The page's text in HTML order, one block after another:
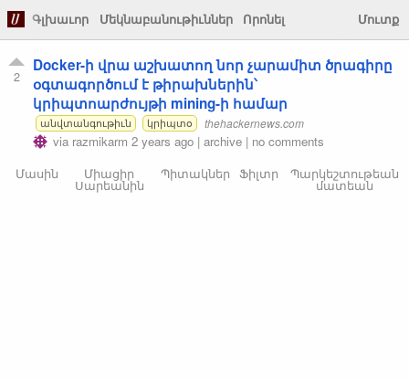
Գլխաւոր Մեկնաբանութիւններ Որոնել Մուտք
2
Docker-ի վրա աշխատող նոր չարամիտ ծրագիրը
օգտագործում է թիրախներին՝
կրիպտոարժույթի mining-ի համար
անվտանգութիւն կրիպտօ thehackernews.com
via razmikarm 2 years ago | archive | no comments
Մասին
Միացիր
Սարեանին
Պիտակներ Ֆիլտր Պարկեշտութեան
մատեան